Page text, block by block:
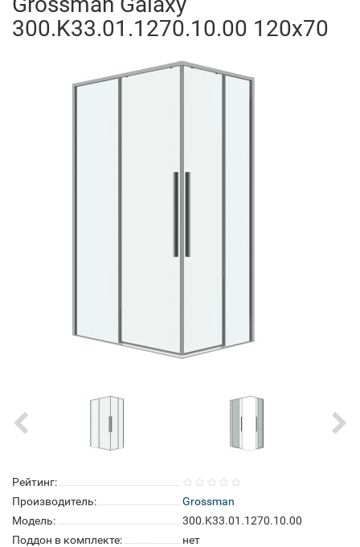
300.K33.01.1270.10.00 120x70
Рейтинг:
Производитель:
Grossman
Модель:
300.K33.01.1270.10.00
Поддон в комплекте:
нет